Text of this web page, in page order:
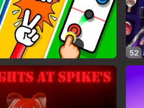
52